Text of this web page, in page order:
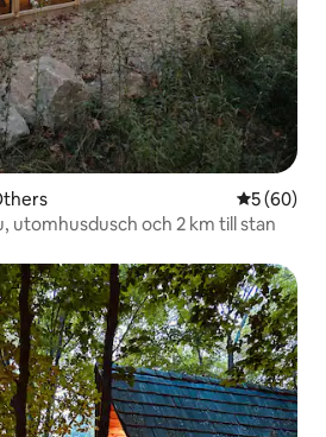
5 av 5 i
5 (60)
utomhusdusch och 2 km till stan